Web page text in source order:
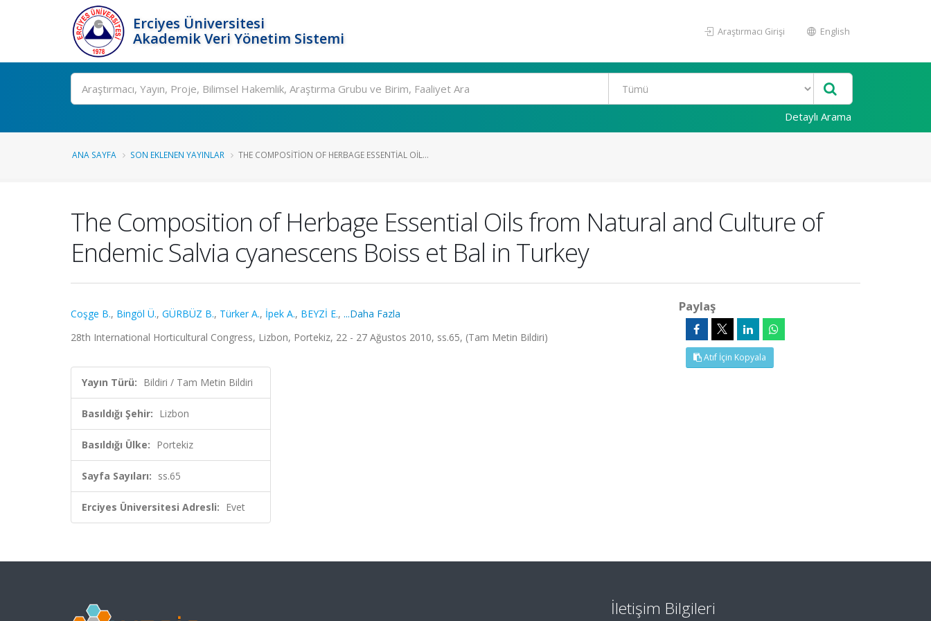
Erciyes Üniversitesi
Akademik Veri Yönetim Sistemi
Araştırmacı Girişi English
Ara
Detaylı Arama
ANA SAYFA SON EKLENEN YAYINLAR THE COMPOSITION OF HERBAGE ESSENTIAL OIL...
The Composition of Herbage Essential Oils from Natural and Culture of
Endemic Salvia cyanescens Boiss et Bal in Turkey
Coşge B., Bingöl Ü., GÜRBÜZ B., Türker A., İpek A., BEYZİ E., ...Daha Fazla
28th International Horticultural Congress, Lizbon, Portekiz, 22 - 27 Ağustos 2010, ss.65, (Tam Metin Bildiri)
Yayın Türü: Bildiri / Tam Metin Bildiri
Basıldığı Şehir: Lizbon
Basıldığı Ülke: Portekiz
Sayfa Sayıları: ss.65
Erciyes Üniversitesi Adresli: Evet
Paylaş
Atıf İçin Kopyala
İletişim Bilgileri